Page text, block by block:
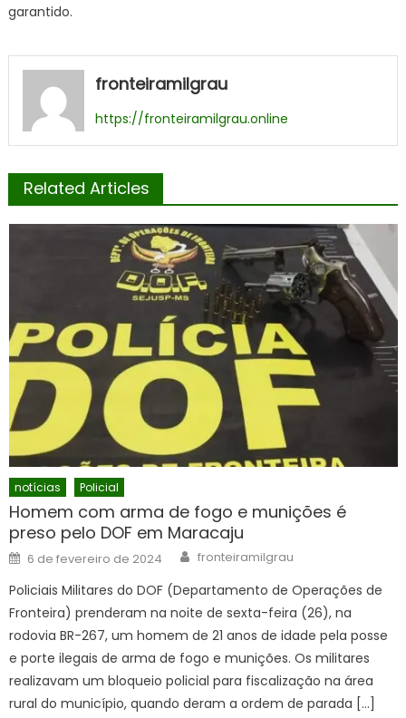
garantido.
fronteiramilgrau
https://fronteiramilgrau.online
Related Articles
notícias Policial
Homem com arma de fogo e munições é
preso pelo DOF em Maracaju
Posted
on
6 de fevereiro de 2024 Author
fronteiramilgrau
Policiais Militares do DOF (Departamento de Operações de
Fronteira) prenderam na noite de sexta-feira (26), na
rodovia BR-267, um homem de 21 anos de idade pela posse
e porte ilegais de arma de fogo e munições. Os militares
realizavam um bloqueio policial para fiscalização na área
rural do município, quando deram a ordem de parada […]